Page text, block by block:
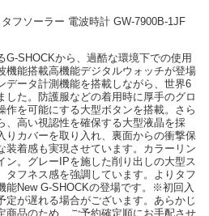
フソーラー 電波時計 GW-7900B-1JF
G-SHOCKから、過酷な環境下での使用
機能搭載高機能デジタルウォッチが登場
データ計測機能を搭載しながら、世界6
した。防護服などの着用時に厚手のグロ
作を可能にする大型ボタンを搭載。さら
、高い視認性を確保する大型液晶を採
りカバーを取り入れ、裏面からの衝撃保
装着感も実現させています。カラーリン
ン。グレーIPを施した削り出しの大型ス
タフネス感を強調しています。よりタフ
能New G-SHOCKの登場です。※初回入
定が遅れる場合がございます。あらかじ
品のため、ご予約確定順にお手配させ